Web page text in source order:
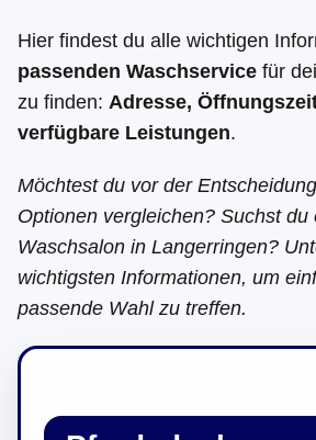
Hier findest du alle wichtigen
passenden Waschservice für
zu finden: Adresse,
verfügbare Leistungen.
Möchtest du vor der
Optionen vergleichen? Suchst du
Waschsalon in Langerringen?
wichtigsten Informationen, um
passende Wahl zu treffen.